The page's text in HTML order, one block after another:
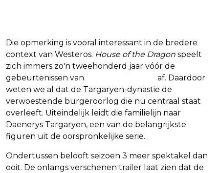
Die opmerking is vooral interessant in de bredere
context van Westeros. House of the Dragon speelt
zich immers zo'n tweehonderd jaar vóór de
gebeurtenissen van
af. Daardoor
weten we al dat de Targaryen-dynastie de
verwoestende burgeroorlog die nu centraal staat
overleeft. Uiteindelijk leidt die familielijn naar
Daenerys Targaryen, een van de belangrijkste
figuren uit de oorspronkelijke serie.
Ondertussen belooft seizoen 3 meer spektakel dan
ooit. De onlangs verschenen trailer laat zien dat de